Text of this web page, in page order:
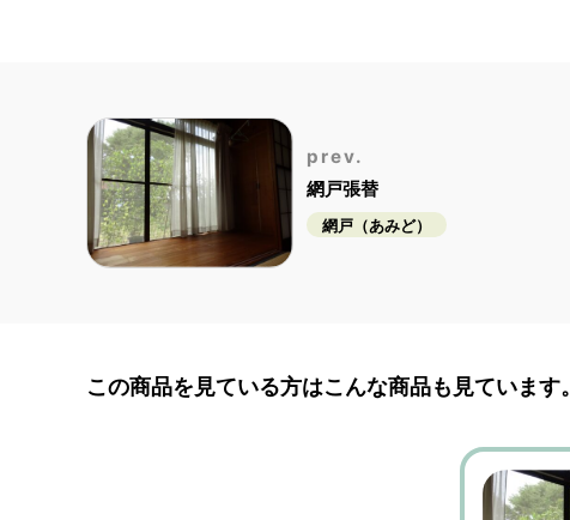
prev.
網戸張替
網戸（あみど）
この商品を見ている方はこんな商品も見ています。